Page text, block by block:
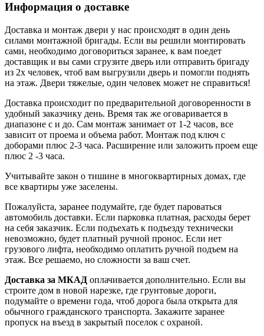
Информация о доставке
Доставка и монтаж двери у нас происходят в один день
силами монтажной бригады. Если вы решили монтировать
сами, необходимо договориться заранее, к вам поедет
доставщик и вы сами сгрузите дверь или отправить бригаду
из 2х человек, чтоб вам выгрузили дверь и помогли поднять
на этаж. Двери тяжелые, один человек может не справиться!
Доставка происходит по предварительной договоренности в
удобный заказчику день. Время так же оговаривается в
диапазоне с и до. Сам монтаж занимает от 1-2 часов, все
зависит от проема и объема работ. Монтаж под ключ с
доборами плюс 2-3 часа. Расширение или заложить проем еще
плюс 2 -3 часа.
Учитывайте закон о тишине в многоквартирных домах, где
все квартиры уже заселены.
Пожалуйста, заранее подумайте, где будет пароваться
автомобиль доставки. Если парковка платная, расходы берет
на себя заказчик. Если подъехать к подъезду технически
невозможно, будет платный ручной пронос. Если нет
грузового лифта, необходимо оплатить ручной подъем на
этаж. Все решаемо, но сложности за ваш счет.
Доставка за МКАД оплачивается дополнительно. Если вы
строите дом в новой нарезке, где грунтовые дороги,
подумайте о времени года, чтоб дорога была открыта для
обычного гражданского транспорта. Закажите заранее
пропуск на въезд в закрытый поселок с охраной.